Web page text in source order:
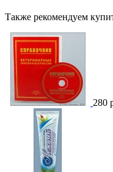
Также рекомендуем
280